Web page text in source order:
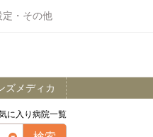
定・その他
ズメディカ
に入り病院一覧